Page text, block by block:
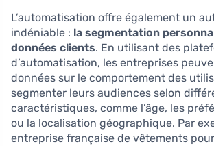
L’automatisation offre également un
indéniable : la segmentation
données clients. En utilisant des
d’automatisation, les entreprises
données sur le comportement des
segmenter leurs audiences selon
caractéristiques, comme l’âge, les
ou la localisation géographique. Par
entreprise française de vêtements